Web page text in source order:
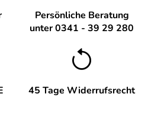
Persönliche Beratung
unter 0341 - 39 29 280
45 Tage Widerrufsrecht